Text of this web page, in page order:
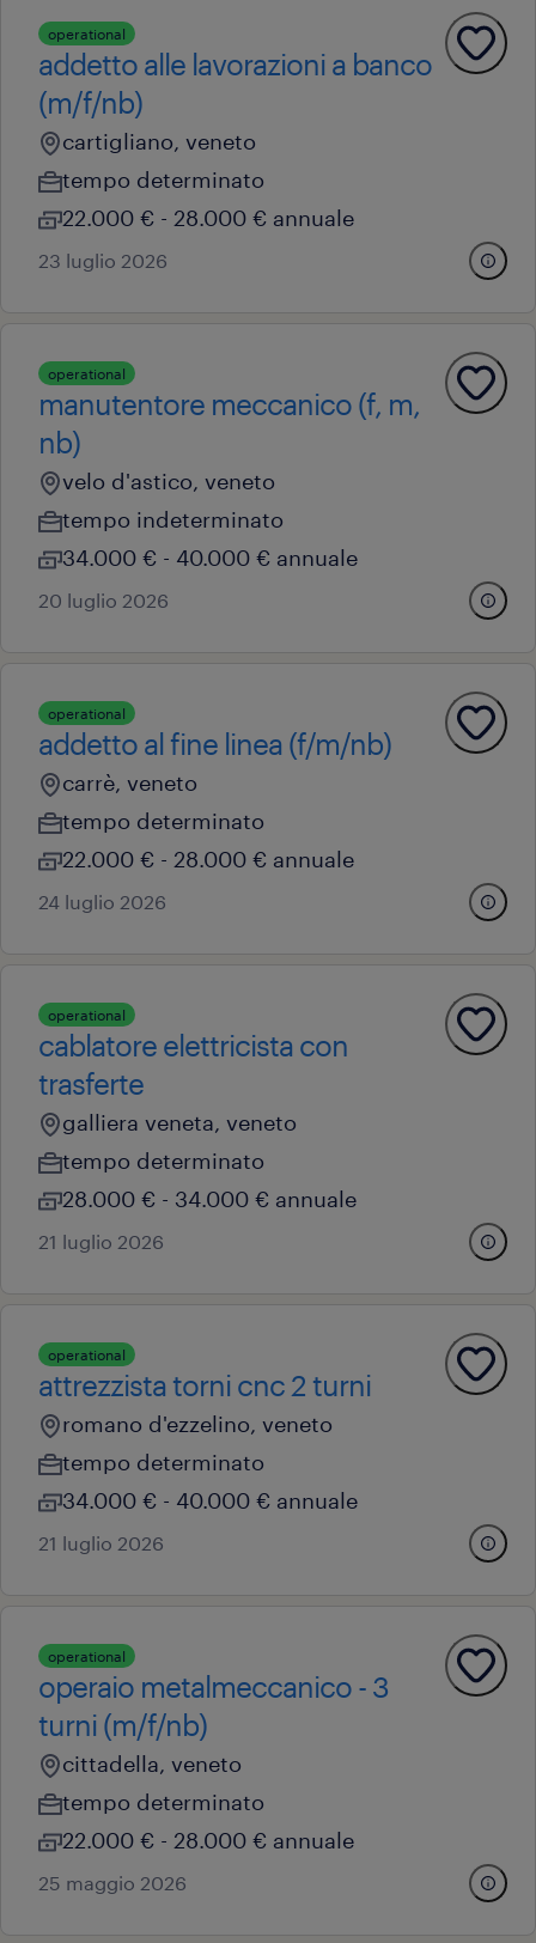
operational
addetto alle lavorazioni a banco
(m/f/nb)
cartigliano, veneto
tempo determinato
22.000 € - 28.000 € annuale
23 luglio 2026
operational
manutentore meccanico (f, m,
nb)
velo d'astico, veneto
tempo indeterminato
34.000 € - 40.000 € annuale
20 luglio 2026
operational
addetto al fine linea (f/m/nb)
carrè, veneto
tempo determinato
22.000 € - 28.000 € annuale
24 luglio 2026
operational
cablatore elettricista con
trasferte
galliera veneta, veneto
tempo determinato
28.000 € - 34.000 € annuale
21 luglio 2026
operational
attrezzista torni cnc 2 turni
romano d'ezzelino, veneto
tempo determinato
34.000 € - 40.000 € annuale
21 luglio 2026
operational
operaio metalmeccanico - 3
turni (m/f/nb)
cittadella, veneto
tempo determinato
22.000 € - 28.000 € annuale
25 maggio 2026